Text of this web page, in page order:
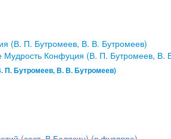
Мудрость Конфуция (В. П. Бутромеев, В.
П. Бутромеев, В. В. Бутромеев)